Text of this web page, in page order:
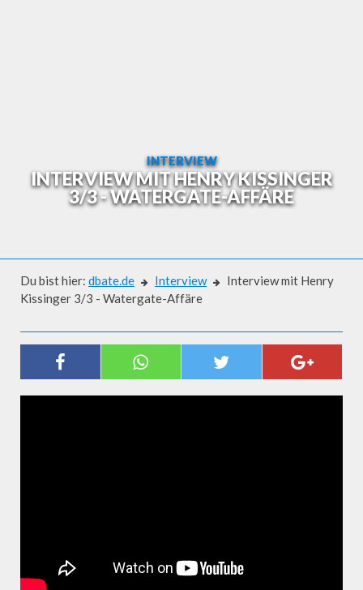
INTERVIEW
INTERVIEW MIT HENRY KISSINGER
3/3 - WATERGATE-AFFÄRE
Du bist hier: dbate.de Interview
Interview mit Henry
Kissinger 3/3 - Watergate-Affäre
INTERVIEW MIT HENRY
KISSINGER 3/3 - WATERGATE-
AFFÄRE